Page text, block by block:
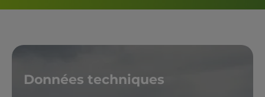
Données techniques